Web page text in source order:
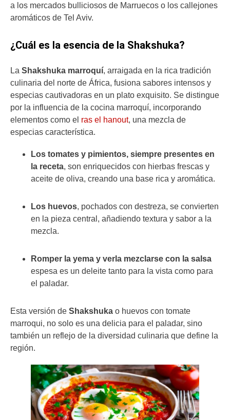
a los mercados bulliciosos de Marruecos o los callejones
aromáticos de Tel Aviv.
¿Cuál es la esencia de la Shakshuka?
La Shakshuka marroquí, arraigada en la rica tradición
culinaria del norte de África, fusiona sabores intensos y
especias cautivadoras en un plato exquisito. Se distingue
por la influencia de la cocina marroquí, incorporando
elementos como el ras el hanout, una mezcla de
especias característica.
Los tomates y pimientos, siempre presentes en
la receta, son enriquecidos con hierbas frescas y
aceite de oliva, creando una base rica y aromática.
Los huevos, pochados con destreza, se convierten
en la pieza central, añadiendo textura y sabor a la
mezcla.
Romper la yema y verla mezclarse con la salsa
espesa es un deleite tanto para la vista como para
el paladar.
Esta versión de Shakshuka o huevos con tomate
marroqui, no solo es una delicia para el paladar, sino
también un reflejo de la diversidad culinaria que define la
región.